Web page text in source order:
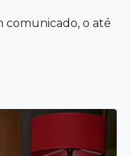
comunicado, o até